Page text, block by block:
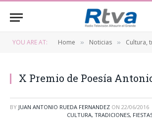
YOU ARE AT: Home » Noticias » Cultura,
X Premio de Poesía
BY JUAN ANTONIO RUEDA FERNANDEZ ON 22/06/2016
CULTURA, TRADICIONES,